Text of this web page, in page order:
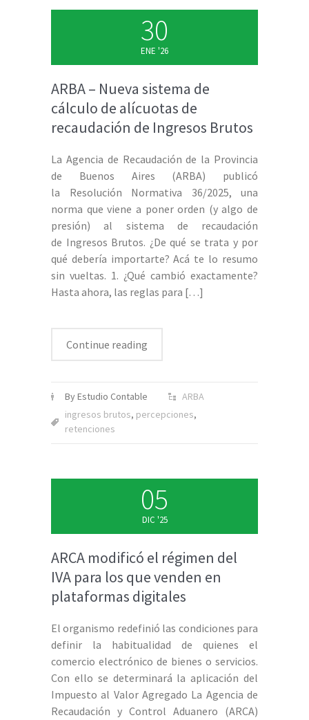
30
ENE '26
ARBA – Nueva sistema de
cálculo de alícuotas de
recaudación de Ingresos Brutos
La Agencia de Recaudación de la Provincia
de Buenos Aires (ARBA) publicó
la Resolución Normativa 36/2025, una
norma que viene a poner orden (y algo de
presión) al sistema de recaudación
de Ingresos Brutos. ¿De qué se trata y por
qué debería importarte? Acá te lo resumo
sin vueltas. 1. ¿Qué cambió exactamente?
Hasta ahora, las reglas para […]
Continue reading
By Estudio Contable
ARBA
ingresos brutos, percepciones,
retenciones
05
DIC '25
ARCA modificó el régimen del
IVA para los que venden en
plataformas digitales
El organismo redefinió las condiciones para
definir la habitualidad de quienes el
comercio electrónico de bienes o servicios.
Con ello se determinará la aplicación del
Impuesto al Valor Agregado La Agencia de
Recaudación y Control Aduanero (ARCA)